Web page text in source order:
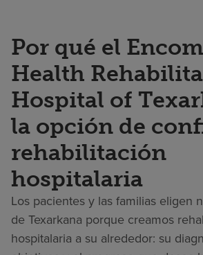
Por qué el
Health
Hospital of
la opción de
rehabilitación
hospitalaria
Los pacientes y las familias eligen
de Texarkana porque creamos
hospitalaria a su alrededor: su